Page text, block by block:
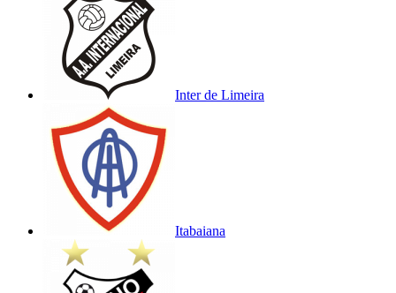
Inter de Limeira
Itabaiana